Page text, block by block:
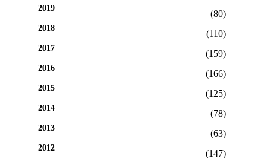
2019
(80)
2018
(110)
2017
(159)
2016
(166)
2015
(125)
2014
(78)
2013
(63)
2012
(147)